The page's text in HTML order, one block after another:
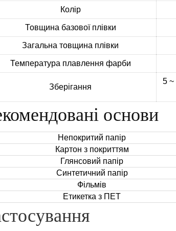
Колір
Товщина базової плівки
Загальна товщина плівки
Температура плавлення фарби
Зберігання
5 ~
основи
Непокритий папір
Картон з покриттям
Глянсовий папір
Синтетичний папір
Фільмів
Етикетка з ПЕТ